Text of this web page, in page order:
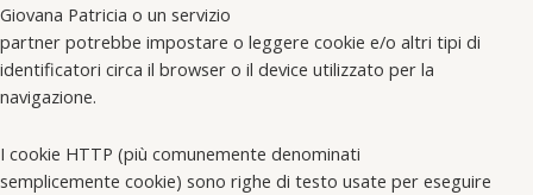
Giovana Patricia o un servizio
partner potrebbe impostare o leggere cookie e/o altri tipi di
identificatori circa il browser o il device utilizzato per la
navigazione.
I cookie HTTP (più comunemente denominati
semplicemente cookie) sono righe di testo usate per eseguire